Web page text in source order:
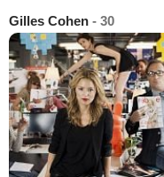
Gilles Cohen - 30